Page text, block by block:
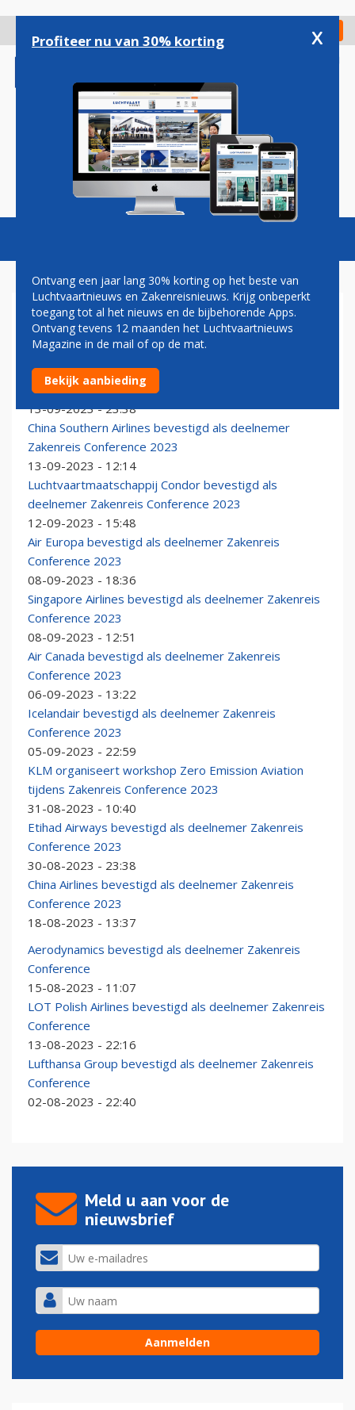
gaan
Check in
Magazine Podcasts Vacatures
AVIA MARINE
APG Netherlands is bevestigd als deelnemer
Zakenreis Conference 2023
13-09-2023 - 23:38
China Southern Airlines bevestigd als deelnemer
Zakenreis Conference 2023
13-09-2023 - 12:14
Luchtvaartmaatschappij Condor bevestigd als
deelnemer Zakenreis Conference 2023
12-09-2023 - 15:48
Air Europa bevestigd als deelnemer Zakenreis
Conference 2023
08-09-2023 - 18:36
Singapore Airlines bevestigd als deelnemer Zakenreis
Conference 2023
08-09-2023 - 12:51
Air Canada bevestigd als deelnemer Zakenreis
Conference 2023
06-09-2023 - 13:22
Icelandair bevestigd als deelnemer Zakenreis
Conference 2023
05-09-2023 - 22:59
KLM organiseert workshop Zero Emission Aviation
tijdens Zakenreis Conference 2023
31-08-2023 - 10:40
Etihad Airways bevestigd als deelnemer Zakenreis
Conference 2023
30-08-2023 - 23:38
China Airlines bevestigd als deelnemer Zakenreis
Conference 2023
18-08-2023 - 13:37
Aerodynamics bevestigd als deelnemer Zakenreis
Conference
15-08-2023 - 11:07
LOT Polish Airlines bevestigd als deelnemer Zakenreis
Conference
13-08-2023 - 22:16
Lufthansa Group bevestigd als deelnemer Zakenreis
Conference
02-08-2023 - 22:40
Meld u aan voor de
nieuwsbrief
Profiteer nu van 30% korting x
Ontvang een jaar lang 30% korting op het beste van
Luchtvaartnieuws en Zakenreisnieuws. Krijg onbeperkt
toegang tot al het nieuws en de bijbehorende Apps.
Ontvang tevens 12 maanden het Luchtvaartnieuws
Magazine in de mail of op de mat.
Bekijk aanbieding